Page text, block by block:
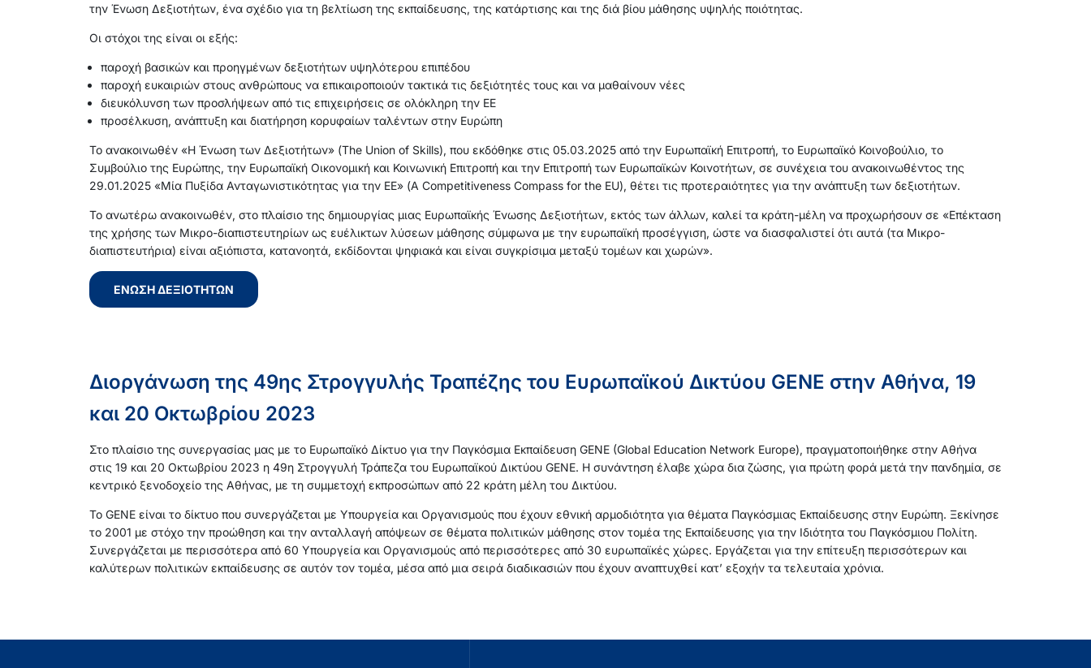
την Ένωση Δεξιοτήτων, ένα σχέδιο για τη βελτίωση της εκπαίδευσης, της κατάρτισης και της διά βίου μάθησης υψηλής ποιότητας.
Οι στόχοι της είναι οι εξής:
παροχή βασικών και προηγμένων δεξιοτήτων υψηλότερου επιπέδου
παροχή ευκαιριών στους ανθρώπους να επικαιροποιούν τακτικά τις δεξιότητές τους και να μαθαίνουν νέες
διευκόλυνση των προσλήψεων από τις επιχειρήσεις σε ολόκληρη την ΕΕ
προσέλκυση, ανάπτυξη και διατήρηση κορυφαίων ταλέντων στην Ευρώπη
Το ανακοινωθέν «Η Ένωση των Δεξιοτήτων» (The Union of Skills), που εκδόθηκε στις 05.03.2025 από την Ευρωπαϊκή Επιτροπή, το Ευρωπαϊκό Κοινοβούλιο, το
Συμβούλιο της Ευρώπης, την Ευρωπαϊκή Οικονομική και Κοινωνική Επιτροπή και την Επιτροπή των Ευρωπαϊκών Κοινοτήτων, σε συνέχεια του ανακοινωθέντος της
29.01.2025 «Μία Πυξίδα Ανταγωνιστικότητας για την ΕΕ» (A Competitiveness Compass for the EU), θέτει τις προτεραιότητες για την ανάπτυξη των δεξιοτήτων.
Το ανωτέρω ανακοινωθέν, στο πλαίσιο της δημιουργίας μιας Ευρωπαϊκής Ένωσης Δεξιοτήτων, εκτός των άλλων, καλεί τα κράτη-μέλη να προχωρήσουν σε «Επέκταση
της χρήσης των Μικρο-διαπιστευτηρίων ως ευέλικτων λύσεων μάθησης σύμφωνα με την ευρωπαϊκή προσέγγιση, ώστε να διασφαλιστεί ότι αυτά (τα Μικρο-
διαπιστευτήρια) είναι αξιόπιστα, κατανοητά, εκδίδονται ψηφιακά και είναι συγκρίσιμα μεταξύ τομέων και χωρών».
ΈΝΩΣΗ ΔΕΞΙΟΤΉΤΩΝ
Διοργάνωση της 49ης Στρογγυλής Τραπέζης του Ευρωπαϊκού Δικτύου GENE στην Αθήνα, 19
και 20 Οκτωβρίου 2023
Στο πλαίσιο της συνεργασίας μας με το Ευρωπαϊκό Δίκτυο για την Παγκόσμια Εκπαίδευση GENE (Global Education Network Europe), πραγματοποιήθηκε στην Αθήνα
στις 19 και 20 Οκτωβρίου 2023 η 49η Στρογγυλή Τράπεζα του Ευρωπαϊκού Δικτύου GENE. Η συνάντηση έλαβε χώρα δια ζώσης, για πρώτη φορά μετά την πανδημία, σε
κεντρικό ξενοδοχείο της Αθήνας, με τη συμμετοχή εκπροσώπων από 22 κράτη μέλη του Δικτύου.
Το GENE είναι το δίκτυο που συνεργάζεται με Υπουργεία και Οργανισμούς που έχουν εθνική αρμοδιότητα για θέματα Παγκόσμιας Εκπαίδευσης στην Ευρώπη. Ξεκίνησε
το 2001 με στόχο την προώθηση και την ανταλλαγή απόψεων σε θέματα πολιτικών μάθησης στον τομέα της Εκπαίδευσης για την Ιδιότητα του Παγκόσμιου Πολίτη.
Συνεργάζεται με περισσότερα από 60 Υπουργεία και Οργανισμούς από περισσότερες από 30 ευρωπαϊκές χώρες. Εργάζεται για την επίτευξη περισσότερων και
καλύτερων πολιτικών εκπαίδευσης σε αυτόν τον τομέα, μέσα από μια σειρά διαδικασιών που έχουν αναπτυχθεί κατ’ εξοχήν τα τελευταία χρόνια.